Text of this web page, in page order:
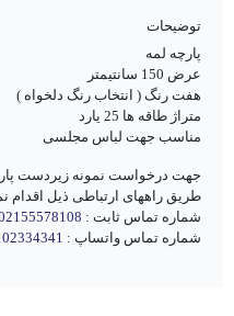
توضیحات
پارچه لمه
عرض 150 سانتیمتر
هفت رنگ ( انتخاب رنگ دلخواه )
متراژ طاقه ها 25 یارد
مناسب جهت لباس مجلسی
جهت درخواست نمونه زیردست
طریق راههای ارتباطی ذیل اقدام
شماره تماس ثابت :
شماره تماس واتساپ :